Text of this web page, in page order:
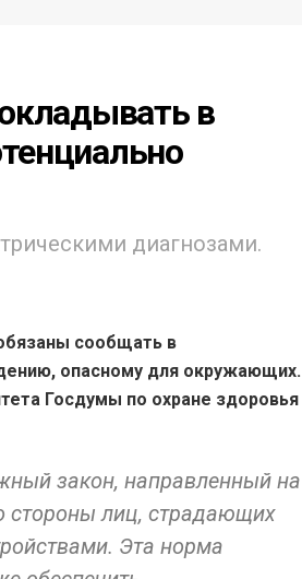
в
диагнозами.
сообщать в
опасному для окружающих.
Госдумы по охране здоровья
закон, направленный на
стороны лиц, страдающих
Эта норма